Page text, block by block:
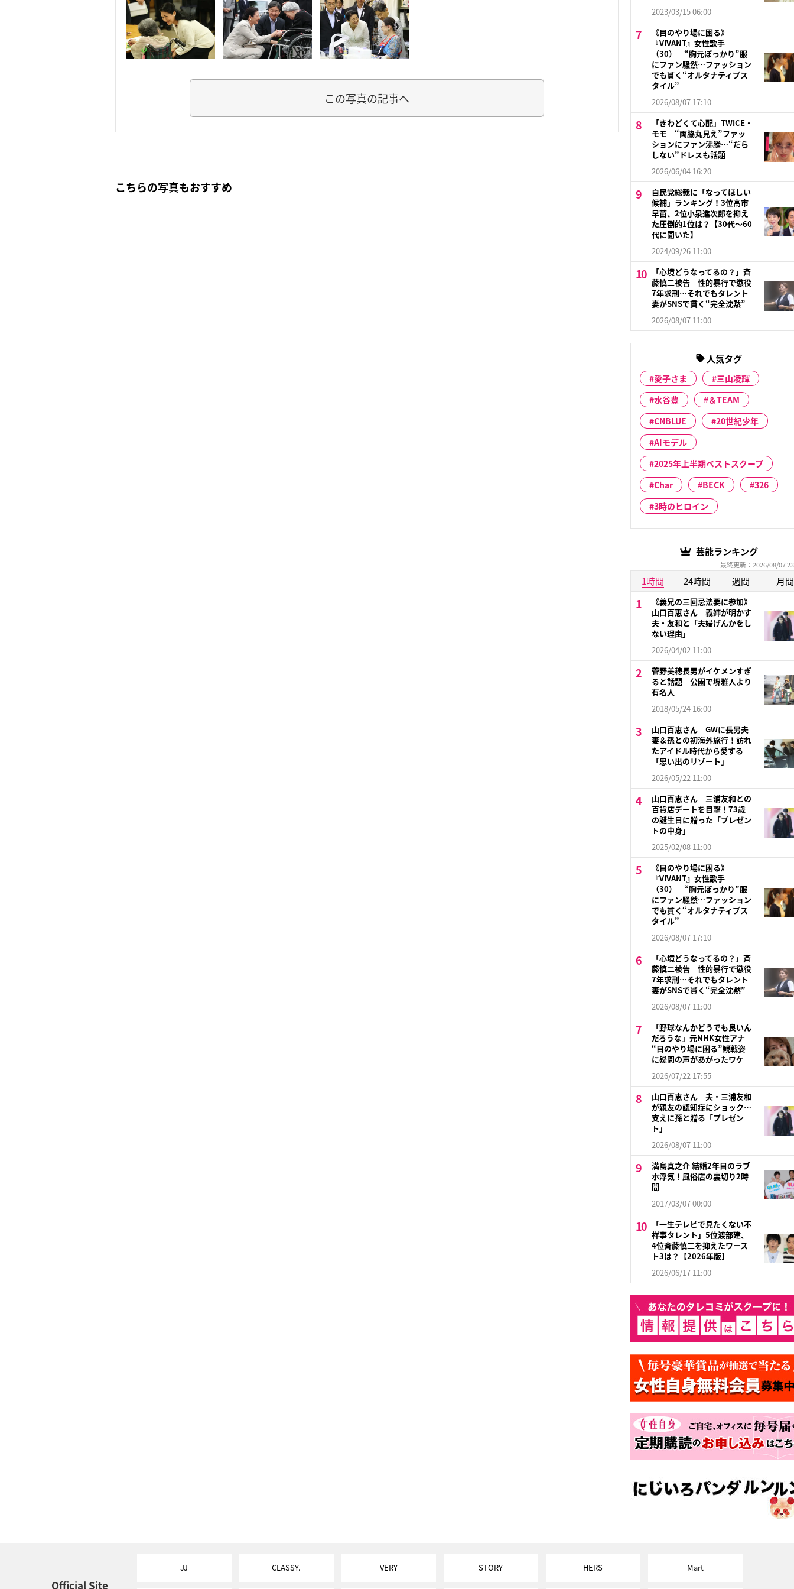
この写真の記事へ
こちらの写真もおすすめ
2023/03/15 06:00
《目のやり場に困る》
『VIVANT』女性歌手
（30） “胸元ぽっかり”服
にファン騒然…ファッション
でも貫く“オルタナティブス
タイル”
2026/08/07 17:10
「きわどくて心配」TWICE・
モモ “両脇丸見え”ファッ
ションにファン沸騰…“だら
しない”ドレスも話題
2026/06/04 16:20
自民党総裁に「なってほしい
候補」ランキング！3位高市
早苗、2位小泉進次郎を抑え
た圧倒的1位は？【30代〜60
代に聞いた】
2024/09/26 11:00
「心境どうなってるの？」斉
藤慎二被告 性的暴行で懲役
7年求刑…それでもタレント
妻がSNSで貫く“完全沈黙”
2026/08/07 11:00
人気タグ
愛子さま
三山凌輝
水谷豊
＆TEAM
CNBLUE
20世紀少年
AIモデル
2025年上半期ベストスクープ
Char
BECK
326
3時のヒロイン
芸能ランキング
最終更新：2026/08/07
1時間 24時間 週間 月間
《義兄の三回忌法要に参加》
山口百恵さん 義姉が明かす
夫・友和と「夫婦げんかをし
ない理由」
2026/04/02 11:00
菅野美穂長男がイケメンすぎ
ると話題 公園で堺雅人より
有名人
2018/05/24 16:00
山口百恵さん GWに長男夫
妻＆孫との初海外旅行！訪れ
たアイドル時代から愛する
「思い出のリゾート」
2026/05/22 11:00
山口百恵さん 三浦友和との
百貨店デートを目撃！73歳
の誕生日に贈った「プレゼン
トの中身」
2025/02/08 11:00
《目のやり場に困る》
『VIVANT』女性歌手
（30） “胸元ぽっかり”服
にファン騒然…ファッション
でも貫く“オルタナティブス
タイル”
2026/08/07 17:10
「心境どうなってるの？」斉
藤慎二被告 性的暴行で懲役
7年求刑…それでもタレント
妻がSNSで貫く“完全沈黙”
2026/08/07 11:00
「野球なんかどうでも良いん
だろうな」元NHK女性アナ
“目のやり場に困る”観戦姿
に疑問の声があがったワケ
2026/07/22 17:55
山口百恵さん 夫・三浦友和
が親友の認知症にショック…
支えに孫と贈る「プレゼン
ト」
2026/08/07 11:00
満島真之介 結婚2年目のラブ
ホ浮気！風俗店の裏切り2時
間
2017/03/07 00:00
「一生テレビで見たくない不
祥事タレント」5位渡部建、
4位斉藤慎二を抑えたワース
ト3は？【2026年版】
2026/06/17 11:00
Official Site
JJ CLASSY. VERY STORY HERS Mart